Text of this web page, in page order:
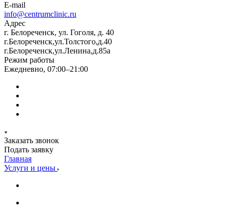
E-mail
info@centrumclinic.ru
Адрес
г. Белореченск, ул. Гоголя, д. 40
г.Белореченск,ул.Толстого,д.40
г.Белореченск,ул.Ленина,д.85а
Режим работы
Ежедневно, 07:00–21:00
Заказать звонок
Подать заявку
Главная
Услуги и цены